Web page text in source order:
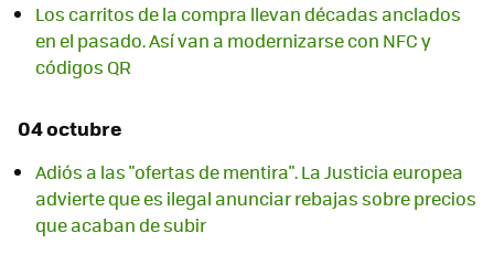
Los carritos de la compra llevan décadas anclados
en el pasado. Así van a modernizarse con NFC y
códigos QR
04 octubre
Adiós a las "ofertas de mentira". La Justicia europea
advierte que es ilegal anunciar rebajas sobre precios
que acaban de subir